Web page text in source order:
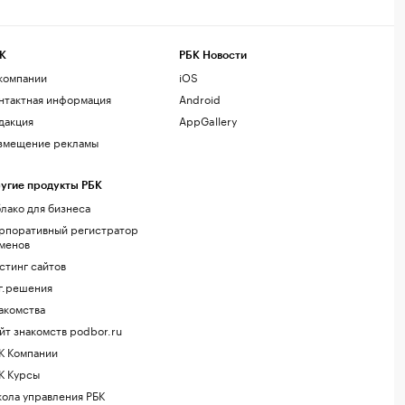
информация
рекламы
продукты РБК
для бизнеса
регистратор
сайтов
знакомств podbor.ru
Компании
Курсы
управления РБК
РБК Новости
iOS
Android
AppGallery